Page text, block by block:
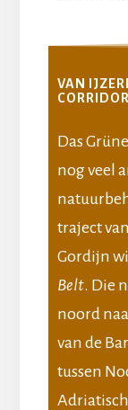
VAN
CORRIDOR
Das
nog veel
traject
Gordijn
Belt. Die
noord
van de
tussen